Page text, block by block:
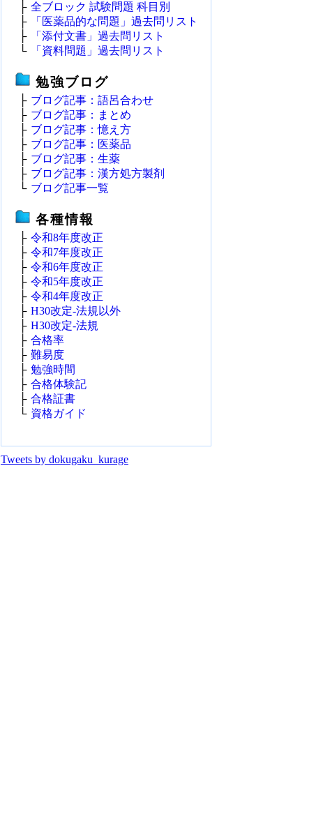
├ 全ブロック 試験問題 科目別
├
「医薬品的な問題」過去問リスト
├
「添付文書」過去問リスト
└
「資料問題」過去問リスト
勉強ブログ
├ ブログ記事：語呂合わせ
├ ブログ記事：まとめ
├ ブログ記事：憶え方
├ ブログ記事：医薬品
├ ブログ記事：生薬
├ ブログ記事：漢方処方製剤
└ ブログ記事一覧
各種情報
├ 令和8年度改正
├ 令和7年度改正
├ 令和6年度改正
├ 令和5年度改正
├ 令和4年度改正
├ H30改定‐法規以外
├ H30改定‐法規
├ 合格率
├ 難易度
├ 勉強時間
├ 合格体験記
├ 合格証書
└ 資格ガイド
Tweets by dokugaku_kurage